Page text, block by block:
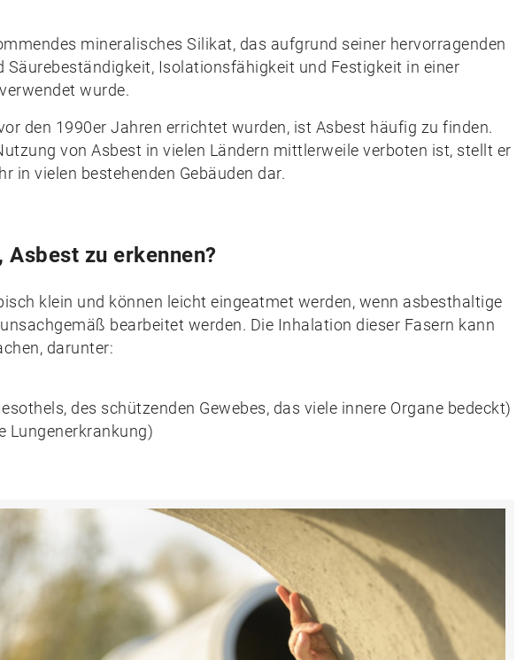
mineralisches Silikat, das aufgrund seiner hervorragenden
Säurebeständigkeit, Isolationsfähigkeit und Festigkeit in einer
wurde.
den 1990er Jahren errichtet wurden, ist Asbest häufig zu finden.
von Asbest in vielen Ländern mittlerweile verboten ist, stellt er
in vielen bestehenden Gebäuden dar.
zu erkennen?
klein und können leicht eingeatmet werden, wenn asbesthaltige
bearbeitet werden. Die Inhalation dieser Fasern kann
darunter:
des schützenden Gewebes, das viele innere Organe bedeckt)
Lungenerkrankung)